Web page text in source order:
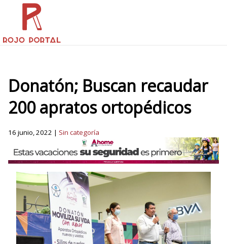
Donatón; Buscan recaudar
200 apratos ortopédicos
16 junio, 2022 | Sin categoría